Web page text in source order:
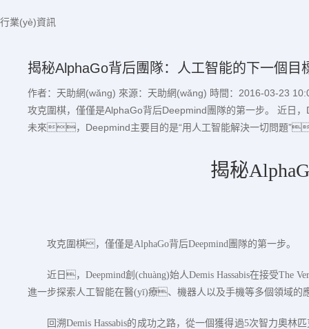
行業(yè)資訊
揭秘AlphaGo背后團隊：人工智能的下一個目
作者：天助網(wǎng) 來源：天助網(wǎng) 時間：2016-03-23
攻克圍棋，僅僅是AlphaGo背后Deepmind團隊的第一步。 近
未來，Deepmind主要目的是“用人工智能解決一切問題
揭秘
攻克圍棋，僅僅是AlphaGo背后Deepmind 團隊的第一步。
近日，Deepmind創(chuàng)始人Demis Hassabis在接受The
進一步探索人工智能在醫(yī)療、機器人以及手機等多個領
回溯Demis Hassabis的成功之路，從一個獲得過5次智力奧林